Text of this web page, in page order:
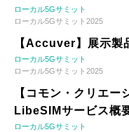
ローカル5Gサミット
ローカル5Gサミット2025
【Accuver】展示製
ローカル5Gサミット
ローカル5Gサミット2025
【コモン・クリエ
LibeSIMサービス概
ローカル5Gサミット